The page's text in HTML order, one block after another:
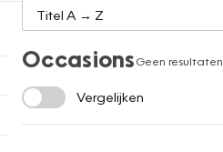
OccasionsGeen resultaten
Vergelijken